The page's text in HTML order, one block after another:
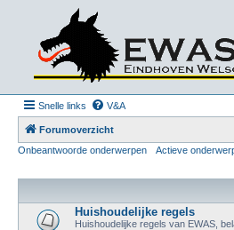
Snelle links V&A
Forumoverzicht
Onbeantwoorde onderwerpen
Actieve
Huishoudelijke regels
Huishoudelijke regels van EWAS,